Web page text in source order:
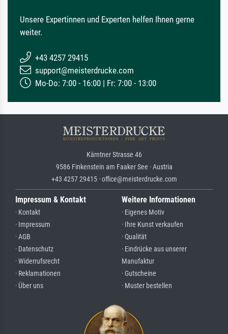
Unsere Expertinnen und Experten helfen Ihnen gerne
weiter.
+43 4257 29415
support@meisterdrucke.com
Mo-Do: 7:00 - 16:00 | Fr: 7:00 - 13:00
Kärntner Strasse 46
9586 Finkenstein am Faaker See · Austria
+43 4257 29415 · office@meisterdrucke.com
Impressum & Kontakt
· Kontakt
· Impressum
· AGB
· Datenschutz
· Widerrufsrecht
· Reklamationen
· Über uns
Weitere Informationen
· Eigenes Motiv
· Ihre Kunst verkaufen
· Qualität
· Eindrücke aus unserer
Manufaktur
· Gutscheine
· Muster bestellen